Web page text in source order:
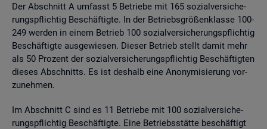
Der Ab­schnitt A um­fasst 5 Be­trie­be mit 165 so­zi­al­ver­si­che­
rungs­pflich­tig Be­schäf­tig­te. In der Be­triebs­grö­ßen­klas­se 100-
249 wer­den in einem Be­trieb 100 so­zi­al­ver­si­che­rungs­pflich­tig
Be­schäf­tig­te aus­ge­wie­sen. Die­ser Be­trieb stellt damit mehr
als 50 Pro­zent der so­zi­al­ver­si­che­rungs­pflich­tig Be­schäf­tig­ten
die­ses Ab­schnitts. Es ist des­halb eine An­ony­mi­sie­rung vor­
zu­neh­men.
Im Ab­schnitt C sind es 11 Be­trie­be mit 100 so­zi­al­ver­si­che­
rungs­pflich­tig Be­schäf­tig­te. Eine Be­triebs­stät­te be­schäf­tigt